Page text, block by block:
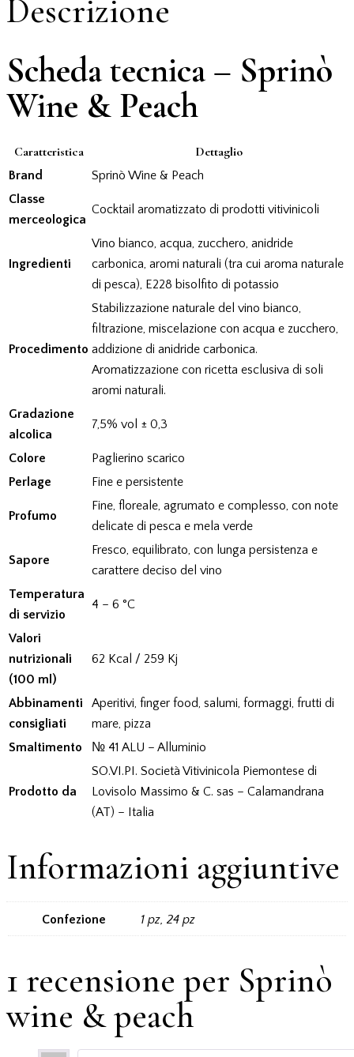
Descrizione
Scheda tecnica – Sprinò
Wine & Peach
Caratteristica Dettaglio
Brand
Sprinò Wine & Peach
Classe
merceologica
Cocktail aromatizzato di prodotti vitivinicoli
Ingredienti
Vino bianco, acqua, zucchero, anidride
carbonica, aromi naturali (tra cui aroma naturale
di pesca), E228 bisolfito di potassio
Procedimento
Stabilizzazione naturale del vino bianco,
filtrazione, miscelazione con acqua e zucchero,
addizione di anidride carbonica.
Aromatizzazione con ricetta esclusiva di soli
aromi naturali.
Gradazione
alcolica
7,5% vol ± 0,3
Colore
Paglierino scarico
Perlage
Fine e persistente
Profumo
Fine, floreale, agrumato e complesso, con note
delicate di pesca e mela verde
Sapore
Fresco, equilibrato, con lunga persistenza e
carattere deciso del vino
Temperatura
di servizio
4 – 6 °C
Valori
nutrizionali
(100 ml)
62 Kcal / 259 Kj
Abbinamenti
consigliati
Aperitivi, finger food, salumi, formaggi, frutti di
mare, pizza
Smaltimento
№ 41 ALU – Alluminio
Prodotto da
SO.VI.PI. Società Vitivinicola Piemontese di
Lovisolo Massimo & C. sas – Calamandrana
(AT) – Italia
Informazioni aggiuntive
Confezione 1 pz, 24 pz
1 recensione per Sprinò
wine & peach